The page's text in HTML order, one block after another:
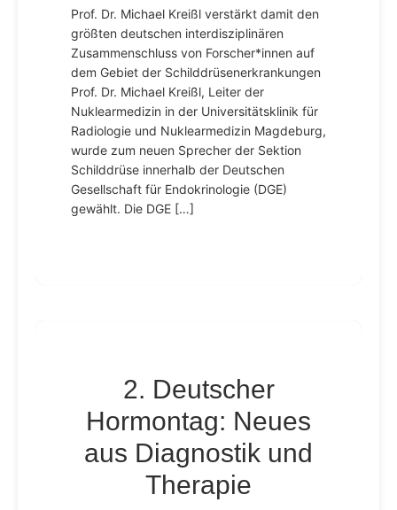
Prof. Dr. Michael Kreißl verstärkt damit den
größten deutschen interdisziplinären
Zusammenschluss von Forscher*innen auf
dem Gebiet der Schilddrüsenerkrankungen
Prof. Dr. Michael Kreißl, Leiter der
Nuklearmedizin in der Universitätsklinik für
Radiologie und Nuklearmedizin Magdeburg,
wurde zum neuen Sprecher der Sektion
Schilddrüse innerhalb der Deutschen
Gesellschaft für Endokrinologie (DGE)
gewählt. Die DGE […]
2. Deutscher
Hormontag: Neues
aus Diagnostik und
Therapie